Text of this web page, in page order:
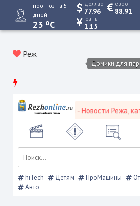
прогноз на 5
дней
23 oC
доллар
77.96
евро
88.91
юань
1.15
Реж
Домики для пар
портал - Новости Режа,
hiTech Детям ПроМашины
Авто